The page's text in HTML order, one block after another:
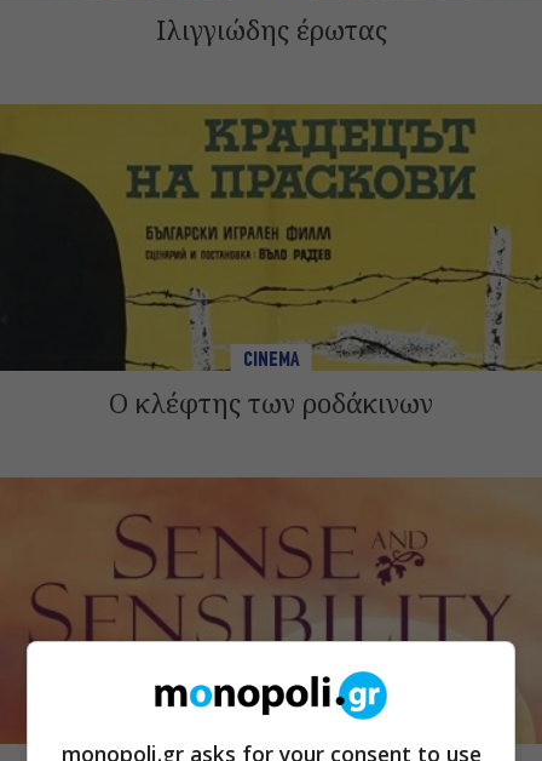
Ιλιγγιώδης έρωτας
CINEMA
Ο κλέφτης των ροδάκινων
monopoli.gr asks for your consent to use